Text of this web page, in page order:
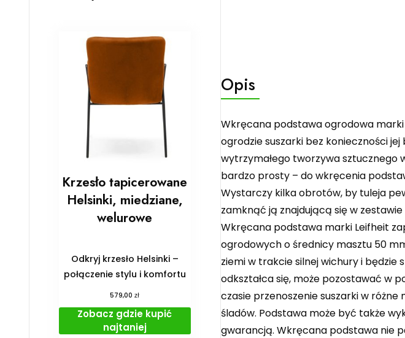
Opis
Wkręcana podstawa ogrodowa
ogrodzie suszarki bez konieczności
wytrzymałego tworzywa sztucznego
bardzo prosty – do wkręcenia
Wystarczy kilka obrotów, by tuleja
zamknąć ją znajdującą się w
Wkręcana podstawa marki Leifheit
ogrodowych o średnicy masztu 50
ziemi w trakcie silnej wichury i będzie
odkształca się, może pozostawać w
czasie przenoszenie suszarki w
śladów. Podstawa może być także
gwarancją. Wkręcana podstawa nie
Krzesło tapicerowane
Helsinki, miedziane,
welurowe
Odkryj krzesło Helsinki –
połączenie stylu i komfortu
579,00zł
Zobacz gdzie kupić
najtaniej